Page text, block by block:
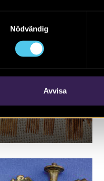
Nödvändig
Avvisa
och
undersökning,
och Karin